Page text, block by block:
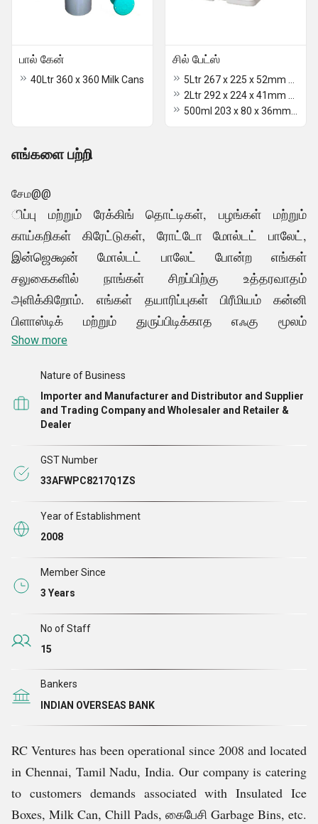
பால் கேன்
40Ltr 360 x 360 Milk Cans
சில் பேட்ஸ்
எங்களை பற்றி
சேம@@
ிப்பு மற்றும் ரேக்கிங் தொட்டிகள், பழங்கள் மற்றும்
காய்கறிகள் கிரேட்டுகள், ரோட்டோ மோல்டட் பாலேட்,
இன்ஜெக்ஷன் மோல்டட் பாலேட் போன்ற எங்கள்
சலுகைகளில் நாங்கள் சிறப்பிற்கு உத்தரவாதம்
அளிக்கிறோம். எங்கள் தயாரிப்புகள் பிரீமியம் கன்னி
பிளாஸ்டிக் மற்றும் துருப்பிடிக்காத எஃகு மூலம்
தயாரிக்கப்படுகின்றன. இந்தத் துறையில் 20
கொண்டிருப்பதோடு மட்டுமல்லாமல், ஆர்சி வென்ச்சர்ஸ்
ஊழியர்களின் விளம்பரதாரர்கள் வாடிக்கையாளர்களுக்கு
இருக்கும் எந்தவொரு தேவைகளையும் கையாள மிகவும்
தகுதி வாய்ந்தவர்கள் எங்கள் பரந்த அளவிலான
வாடிக்கையாளர்களின் தேவைகளைப் பூர்த்தி செய்ய
தயாரிக்கப்பட்ட உத்தரவாதமான, வடிவமைக்கப்பட்ட
தீர்வுகளையும் நாங்கள் வழங்குகிறோம்.
Show more
Nature of Business
Importer and Manufacturer and Distributor and Supplier
and Trading Company and Wholesaler and Retailer &
Dealer
GST Number
33AFWPC8217Q1ZS
Year of Establishment
2008
Member Since
3 Years
No of Staff
15
Bankers
INDIAN OVERSEAS BANK
RC Ventures has been operational since 2008 and located
in Chennai, Tamil Nadu, India. Our company is catering
to customers demands associated with Insulated Ice
Boxes, Milk Can, Chill Pads, கைபேசி Garbage Bins, etc.